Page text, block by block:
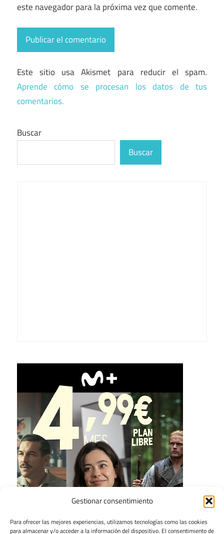
Gestionar consentimiento
Para ofrecer las mejores experiencias, utilizamos tecnologías como las cookies
para almacenar y/o acceder a la información del dispositivo. El consentimiento de
este navegador para la próxima vez que comente.
Este sitio usa Akismet para reducir el spam.
Aprende cómo se procesan los datos de tus
comentarios.
Buscar
Buscar